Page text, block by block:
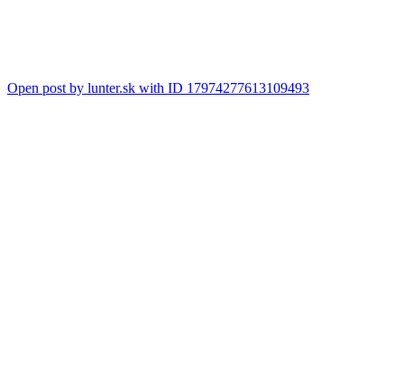
Open post by lunter.sk with ID 17974277613109493